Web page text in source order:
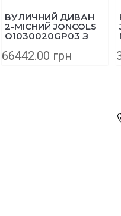
ВУЛИЧНИЙ ДИВАН
2-МІСНИЙ JONCOLS
O1030020GP03 З
СІРИЙ
66442.00 грн